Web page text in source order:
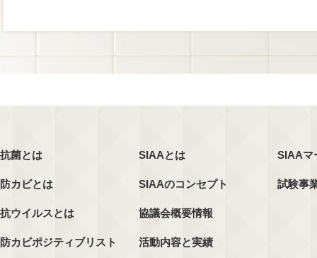
抗菌とは
防カビとは
抗ウイルスとは
防カビポジティブリスト
SIAAとは
SIAAのコンセプト
協議会概要情報
活動内容と実績
SIAAマ
試験事